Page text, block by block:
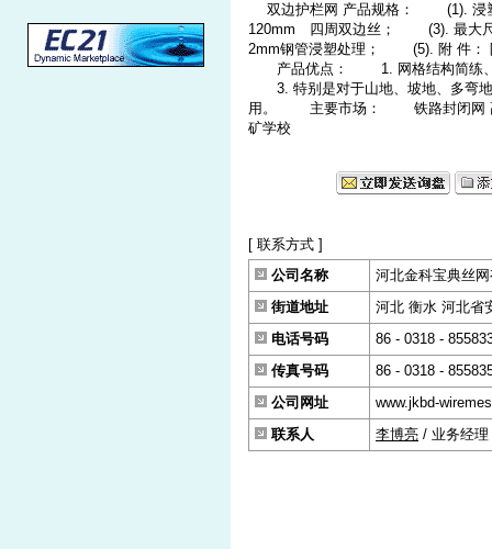
双边护栏网 产品规格： (1). 浸
120mm 四周双边丝； (3). 最大
2mm钢管浸塑处理； (5). 附 件：
产品优点： 1. 网格结构简练、
3. 特别是对于山地、坡地、多弯
用。 主要市场： 铁路封闭网 高
矿学校
[ 联系方式 ]
公司名称
河北金科宝典丝
街道地址
河北 衡水 河北省
电话号码
86 - 0318 -
传真号码
86 - 0318 -
公司网址
www.jkbd-
联系人
李博亮 / 业务经理